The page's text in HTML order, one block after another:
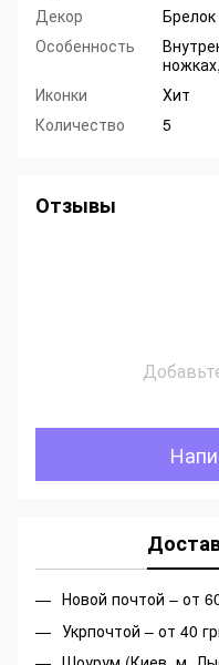
Декор
Брелок
Особенность
Иконки
Хит
Количество
5
Отзывы
Новой почтой – от
Укрпочтой – от 40